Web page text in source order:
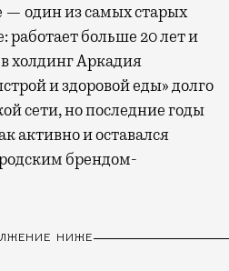
работает больше 20 лет и
холдинг Аркадия
и здоровой еды» долго
сети, но последние годы
активно и оставался
брендом-
НИЖЕ